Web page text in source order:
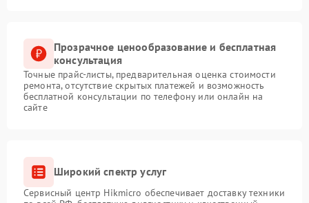
Прозрачное ценообразование и бесплатная
консультация
Точные прайс-листы, предварительная оценка стоимости
ремонта, отсутствие скрытых платежей и возможность
бесплатной консультации по телефону или онлайн на
сайте
Широкий спектр услуг
Сервисный центр Hikmicro обеспечивает доставку техники